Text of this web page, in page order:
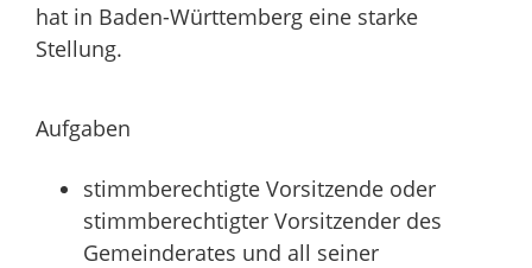
hat in Baden-Württemberg eine starke
Stellung.
Aufgaben
stimmberechtigte Vorsitzende oder
stimmberechtigter Vorsitzender des
Gemeinderates und all seiner